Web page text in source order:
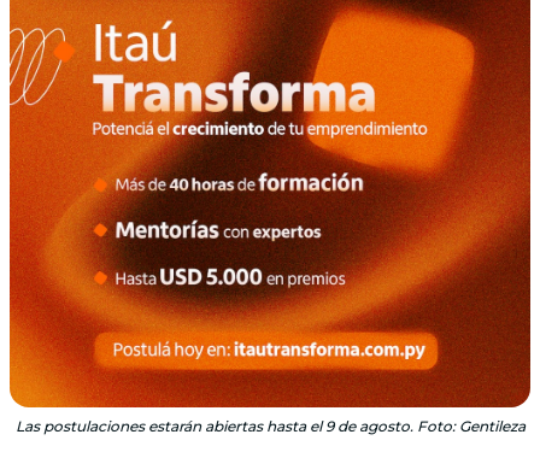
Las postulaciones estarán abiertas hasta el 9 de agosto. Foto: Gentileza